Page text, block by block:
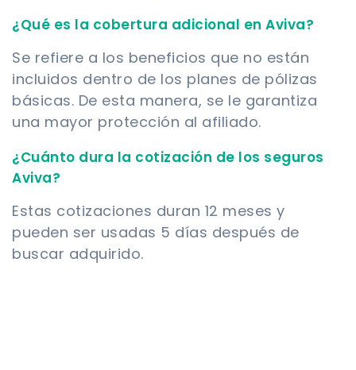
¿Qué es la cobertura adicional en Aviva?
Se refiere a los beneficios que no están
incluidos dentro de los planes de pólizas
básicas. De esta manera, se le garantiza
una mayor protección al afiliado.
¿Cuánto dura la cotización de los seguros
Aviva?
Estas cotizaciones duran 12 meses y
pueden ser usadas 5 días después de
buscar adquirido.